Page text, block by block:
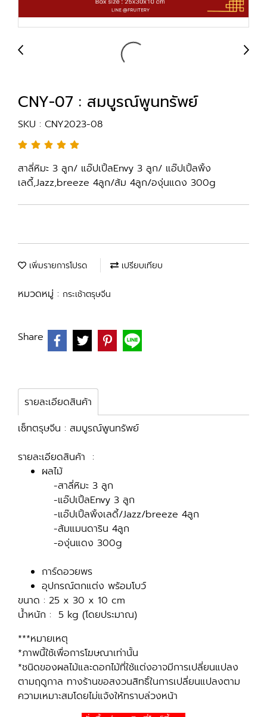
CNY-07 : สมบูรณ์พูนทรัพย์
SKU : CNY2023-08
สาลี่หิมะ 3 ลูก/ แอ๊ปเปิ้ลEnvy 3 ลูก/ แอ๊ปเปิ้ลพิ้ง
เลดี้,Jazz,breeze 4ลูก/ส้ม 4ลูก/องุ่นแดง 300g
เพิ่มรายการโปรด เปรียบเทียบ
หมวดหมู่ : กระเช้าตรุษจีน
Share
รายละเอียดสินค้า
เซ็ทตรุษจีน : สมบูรณ์พูนทรัพย์
รายละเอียดสินค้า :
ผลไม้
-สาลี่หิมะ 3 ลูก
-แอ๊ปเปิ้ลEnvy 3 ลูก
-แอ๊ปเปิ้ลพิ้งเลดี้/Jazz/breeze 4ลูก
-ส้มแมนดาริน 4ลูก
-องุ่นแดง 300g
การ์ดอวยพร
อุปกรณ์ตกแต่ง พร้อมโบว์
ขนาด : 25 x 30 x 10 cm
น้ำหนัก : 5 kg (โดยประมาณ)
***หมายเหตุ
*ภาพนี้ใช้เพื่อการโฆษณาเท่านั้น
*ชนิดของผลไม้และดอกไม้ที่ใช้แต่งอาจมีการเปลี่ยนแปลง
ตามฤดูกาล ทางร้านขอสงวนสิทธิ์ในการเปลี่ยนแปลงตาม
ความเหมาะสมโดยไม่แจ้งให้ทราบล่วงหน้า